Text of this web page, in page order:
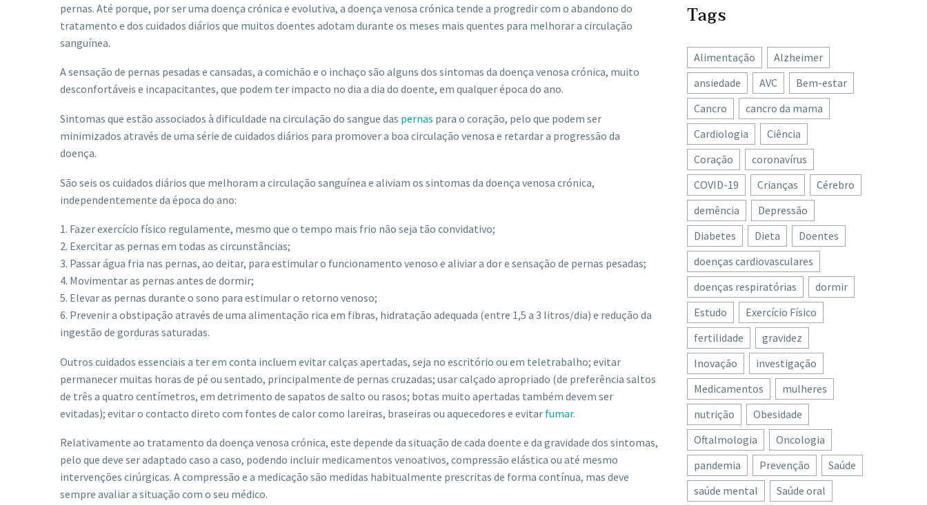
pernas. Até porque, por ser uma doença crónica e evolutiva, a doença venosa crónica tende a progredir com o abandono do
tratamento e dos cuidados diários que muitos doentes adotam durante os meses mais quentes para melhorar a circulação
sanguínea.
A sensação de pernas pesadas e cansadas, a comichão e o inchaço são alguns dos sintomas da doença venosa crónica, muito
desconfortáveis e incapacitantes, que podem ter impacto no dia a dia do doente, em qualquer época do ano.
Sintomas que estão associados à dificuldade na circulação do sangue das pernas para o coração, pelo que podem ser
minimizados através de uma série de cuidados diários para promover a boa circulação venosa e retardar a progressão da
doença.
São seis os cuidados diários que melhoram a circulação sanguínea e aliviam os sintomas da doença venosa crónica,
independentemente da época do ano:
1. Fazer exercício físico regulamente, mesmo que o tempo mais frio não seja tão convidativo;
2. Exercitar as pernas em todas as circunstâncias;
3. Passar água fria nas pernas, ao deitar, para estimular o funcionamento venoso e aliviar a dor e sensação de pernas pesadas;
4. Movimentar as pernas antes de dormir;
5. Elevar as pernas durante o sono para estimular o retorno venoso;
6. Prevenir a obstipação através de uma alimentação rica em fibras, hidratação adequada (entre 1,5 a 3 litros/dia) e redução da
ingestão de gorduras saturadas.
Outros cuidados essenciais a ter em conta incluem evitar calças apertadas, seja no escritório ou em teletrabalho; evitar
permanecer muitas horas de pé ou sentado, principalmente de pernas cruzadas; usar calçado apropriado (de preferência saltos
de três a quatro centímetros, em detrimento de sapatos de salto ou rasos; botas muito apertadas também devem ser
evitadas); evitar o contacto direto com fontes de calor como lareiras, braseiras ou aquecedores e evitar fumar.
Relativamente ao tratamento da doença venosa crónica, este depende da situação de cada doente e da gravidade dos sintomas,
pelo que deve ser adaptado caso a caso, podendo incluir medicamentos venoativos, compressão elástica ou até mesmo
intervenções cirúrgicas. A compressão e a medicação são medidas habitualmente prescritas de forma contínua, mas deve
sempre avaliar a situação com o seu médico.
Tags
Alimentação
Alzheimer
ansiedade
AVC
Bem-estar
Cancro
cancro da mama
Cardiologia
Ciência
Coração
coronavírus
COVID-19
Crianças
Cérebro
demência
Depressão
Diabetes
Dieta
Doentes
doenças cardiovasculares
doenças respiratórias
dormir
Estudo
Exercício Físico
fertilidade
gravidez
Inovação
investigação
Medicamentos
mulheres
nutrição
Obesidade
Oftalmologia
Oncologia
pandemia
Prevenção
Saúde
saúde mental
Saúde oral